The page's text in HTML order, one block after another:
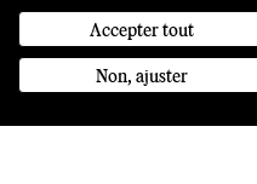
Accepter tout
Non, ajuster